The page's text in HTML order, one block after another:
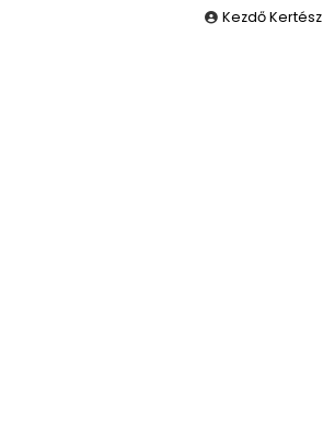
Kezdő Kertész